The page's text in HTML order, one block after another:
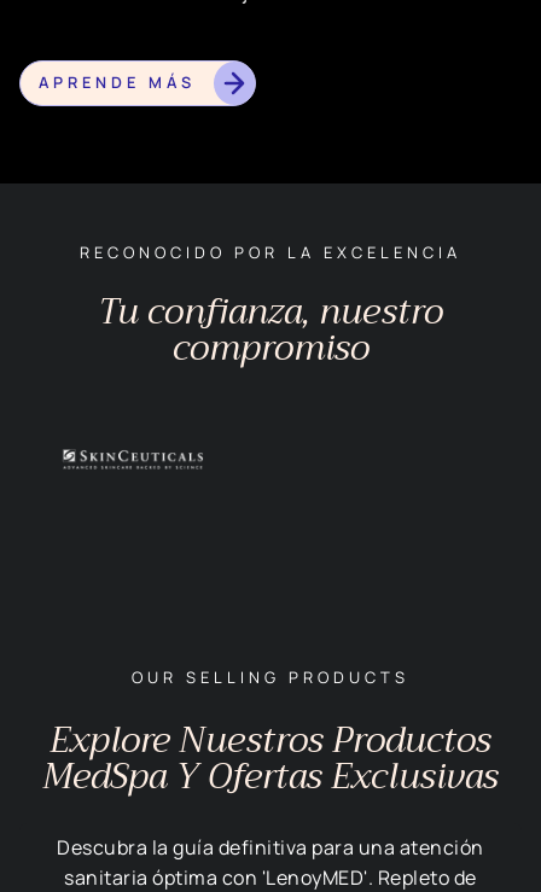
APRENDE MÁS
RECONOCIDO POR LA EXCELENCIA
Tu confianza, nuestro
compromiso
OUR SELLING PRODUCTS
Explore Nuestros Productos
MedSpa Y Ofertas Exclusivas
Descubra la guía definitiva para una atención
sanitaria óptima con 'LenoyMED'. Repleto de